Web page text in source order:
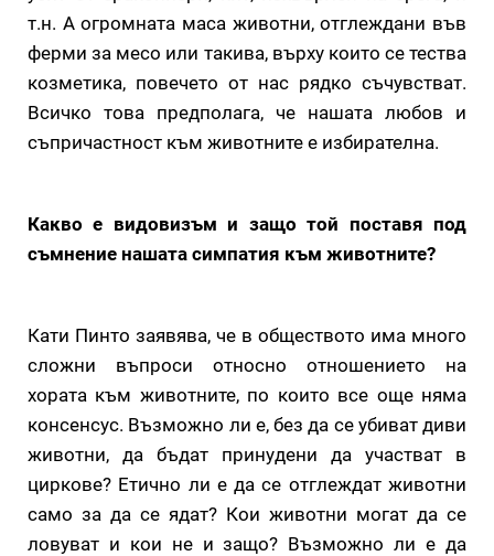
т.н. А огромната маса животни, отглеждани във
ферми за месо или такива, върху които се тества
козметика, повечето от нас рядко съчувстват.
Всичко това предполага, че нашата любов и
съпричастност към животните е избирателна.
Какво е видовизъм и защо той поставя под
съмнение нашата симпатия към животните?
Кати Пинто заявява, че в обществото има много
сложни въпроси относно отношението на
хората към животните, по които все още няма
консенсус. Възможно ли е, без да се убиват диви
животни, да бъдат принудени да участват в
циркове? Етично ли е да се отглеждат животни
само за да се ядат? Кои животни могат да се
ловуват и кои не и защо? Възможно ли е да